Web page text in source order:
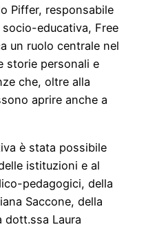
Piffer, responsabile
educativa, Free
un ruolo centrale nel
storie personali e
che, oltre alla
aprire anche a
è stata possibile
istituzioni e al
pedagogici, della
Saccone, della
dott.ssa Laura